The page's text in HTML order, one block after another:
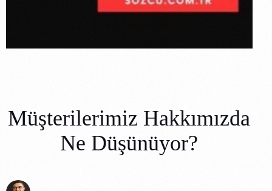
Müşterilerimiz Hakkımızda
Ne Düşünüyor?